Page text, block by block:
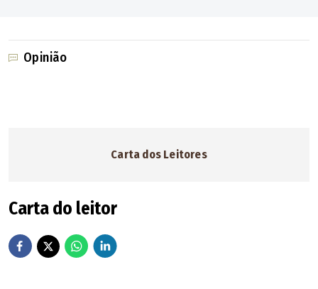
Opinião
Carta dos Leitores
Carta do leitor